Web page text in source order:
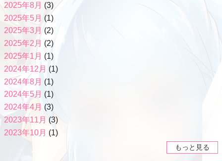
2025年8月 (3)
2025年5月 (1)
2025年3月 (2)
2025年2月 (2)
2025年1月 (1)
2024年12月 (1)
2024年8月 (1)
2024年5月 (1)
2024年4月 (3)
2023年11月 (3)
2023年10月 (1)
もっと見る